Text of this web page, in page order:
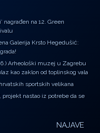
nagrađen na 12. Green
Galerija Krsto Hegedušić:
Arheološki muzej u Zagrebu
kao zaklon od toplinskog vala
sportskih velikana
projekt nastao iz potrebe da se
NAJAVE